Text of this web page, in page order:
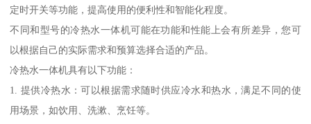
定时开关等功能，提高使用的便利性和智能化程度。
不同和型号的冷热水一体机可能在功能和性能上会有所差异，您可
以根据自己的实际需求和预算选择合适的产品。
冷热水一体机具有以下功能：
1. 提供冷热水：可以根据需求随时供应冷水和热水，满足不同的使
用场景，如饮用、洗漱、烹饪等。